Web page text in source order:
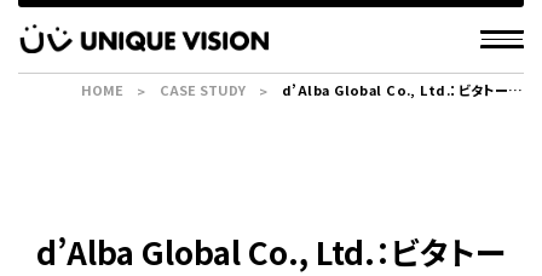
d’Alba Global Co., Ltd.：ビタトー
HOME CASE STUDY
d’Alba Global Co., Ltd.：ビタトーニ